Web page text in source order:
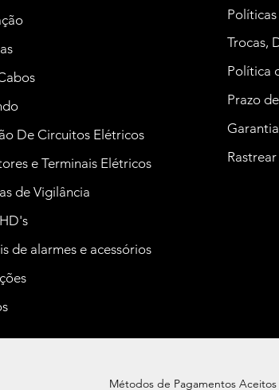
De Circuitos Elétricos
e Terminais Elétricos
de Vigilância
de alarmes e acessórios
Trocas,
Política
Prazo
Métodos de Pagamentos Aceitos